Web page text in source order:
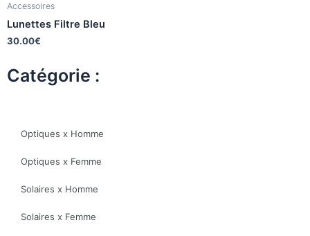
Accessoires
Lunettes Filtre Bleu
30.00€
Catégorie :
Optiques x Homme
Optiques x Femme
Solaires x Homme
Solaires x Femme